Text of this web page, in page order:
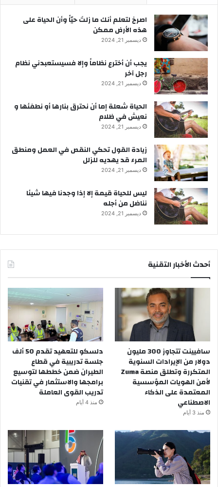
‫اصرخ لتعلم أنك ما زلتَ حيّاً وأن الحياة على
هذه الأرض ممكن
ديسمبر 21, 2024
يجب أن أخترع نظاماً وإلا فسيستعبدني نظام
رجل آخر
ديسمبر 21, 2024
الحياة شعلة إما أن نحترق بنارها أو نطفئها و
نعيش في ظلام
ديسمبر 21, 2024
زيادة القول تحكي النقص في العمل ومنطق
المرء قد يهديه للزلل
ديسمبر 21, 2024
ليس للحياة قيمة إلا إذا وجدنا فيها شيئا
نناضل من أجله
ديسمبر 21, 2024
أحدث الأخبار التقنية
سافيينت تتجاوز 300 مليون
دولار من الإيرادات السنوية
المتكررة وتطلق منصة Zuma
لأمن الهويات المؤسسية
المعتمدة على الذكاء
الاصطناعي
منذ 3 أيام
دلسكو للتعهيد تقدم 50 ألف
جلسة تدريبية في قطاع
الطيران ضمن خططها لتوسيع
برامجها والاستثمار في تقنيات
تدريب القوى العاملة
منذ 4 أيام